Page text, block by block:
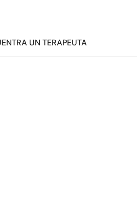
UN TERAPEUTA